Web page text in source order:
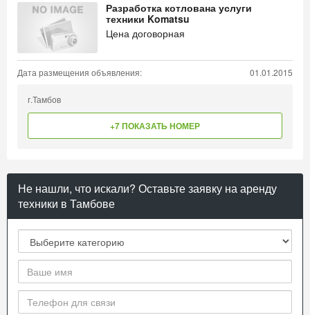
Разработка котлована услуги
техники Komatsu
Цена договорная
Дата размещения объявления: 01.01.2015
г.Тамбов
+7 ПОКАЗАТЬ НОМЕР
Не нашли, что искали? Оставьте заявку на аренду
техники в Тамбове